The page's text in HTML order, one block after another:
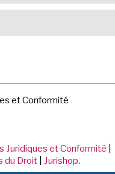
et Conformité
Juridiques et Conformité
du Droit
Jurishop.